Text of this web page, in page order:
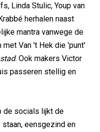
Linda Stulic, Youp van
herhalen naast
mantra vanwege de
Van 't Hek die 'punt'
. Ook makers Victor
passeren stellig en
de socials lijkt de
eensgezind en